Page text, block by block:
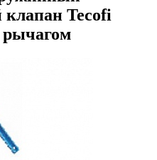
клапан Tecofi
рычагом